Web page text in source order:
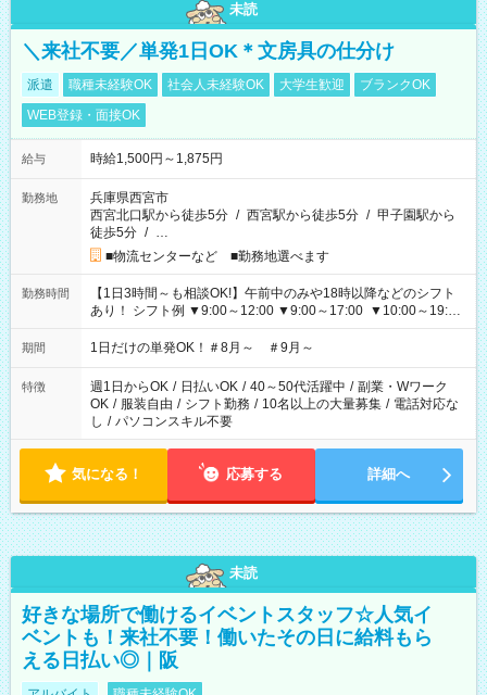
未読
＼来社不要／単発1日OK＊文房具の仕分け
派遣 職種未経験OK 社会人未経験OK 大学生歓迎
ブランクOK
WEB登録・面接OK
給与 時給1,500円～1,875円
勤務地
兵庫県西宮市
西宮北口駅から徒歩5分 / 西宮駅から徒歩5分 / 甲子園駅から
徒歩5分 / …
■物流センターなど ■勤務地選べます
勤務時間
【1日3時間～も相談OK!】午前中のみや18時以降などのシフト
あり！ シフト例 ▼9:00～12:00 ▼9:00～17:00 ▼10:00～19:00
▼18:00～21:00
期間 1日だけの単発OK！＃8月～ ＃9月～
特徴 週1日からOK / 日払いOK / 40～50代活躍中 / 副業・Wワーク
OK / 服装自由 / シフト勤務 / 10名以上の大量募集 / 電話対応な
し / パソコンスキル不要
気になる！ 応募する 詳細へ
未読
好きな場所で働けるイベントスタッフ☆人気イ
ベントも！来社不要！働いたその日に給料もら
える日払い◎｜阪